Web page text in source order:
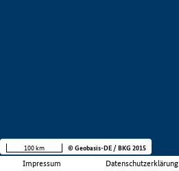
Impressum Datenschutzerklärung
100 km © Geobasis-DE / BKG 2015